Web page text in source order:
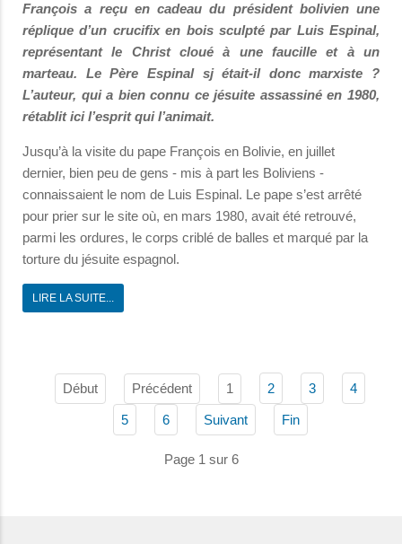
François a reçu en cadeau du président bolivien une
réplique d’un crucifix en bois sculpté par Luis Espinal,
représentant le Christ cloué à une faucille et à un
marteau. Le Père Espinal sj était-il donc marxiste ?
L’auteur, qui a bien connu ce jésuite assassiné en 1980,
rétablit ici l’esprit qui l’animait.
Jusqu’à la visite du pape François en Bolivie, en juillet
dernier, bien peu de gens - mis à part les Boliviens -
connaissaient le nom de Luis Espinal. Le pape s’est arrêté
pour prier sur le site où, en mars 1980, avait été retrouvé,
parmi les ordures, le corps criblé de balles et marqué par la
torture du jésuite espagnol.
LIRE LA SUITE...
Début Précédent 1 2 3 4
5 6 Suivant Fin
Page 1 sur 6